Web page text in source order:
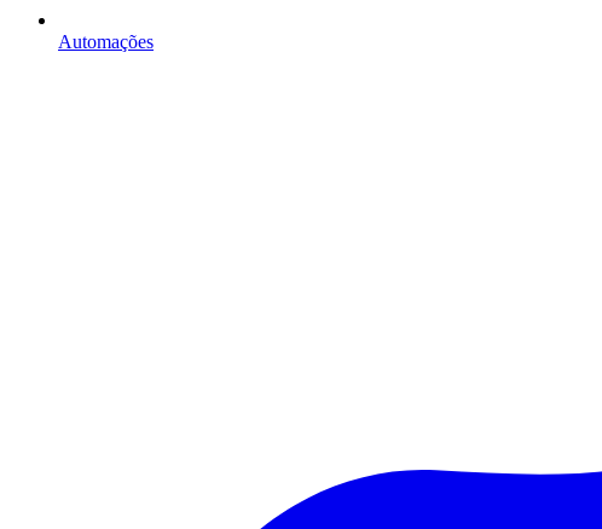
Automações